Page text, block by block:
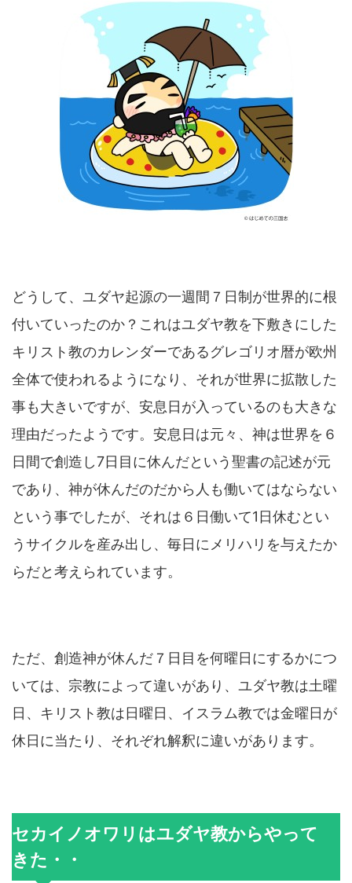
どうして、ユダヤ起源の一週間７日制が世界的に根
付いていったのか？これはユダヤ教を下敷きにした
キリスト教のカレンダーであるグレゴリオ暦が欧州
全体で使われるようになり、それが世界に拡散した
事も大きいですが、安息日が入っているのも大きな
理由だったようです。安息日は元々、神は世界を６
日間で創造し7日目に休んだという聖書の記述が元
であり、神が休んだのだから人も働いてはならない
という事でしたが、それは６日働いて1日休むとい
うサイクルを産み出し、毎日にメリハリを与えたか
らだと考えられています。
ただ、創造神が休んだ７日目を何曜日にするかにつ
いては、宗教によって違いがあり、ユダヤ教は土曜
日、キリスト教は日曜日、イスラム教では金曜日が
休日に当たり、それぞれ解釈に違いがあります。
セカイノオワリはユダヤ教からやって
きた・・